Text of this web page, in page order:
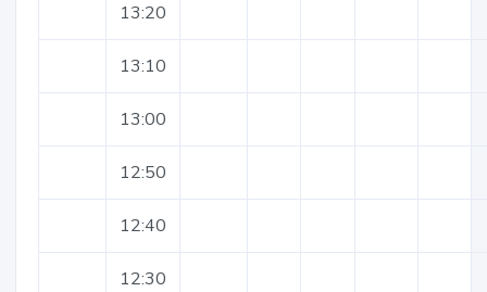
13:20
13:10
13:00
12:50
12:40
12:30